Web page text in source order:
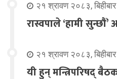
२१ श्रावण २०८३, बिहीबार
रास्वपाले ‘हामी सुन्छौँ’
२१ श्रावण २०८३, बिहीबार
यी हुन् मन्त्रिपरिषद्